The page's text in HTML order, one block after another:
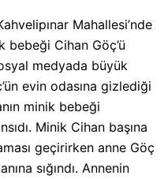
Mahallesi’nde
bebeği Cihan Göç’ü
medyada büyük
evin odasına gizlediği
minik bebeği
Minik Cihan başına
geçirirken anne Göç
sığındı. Annenin